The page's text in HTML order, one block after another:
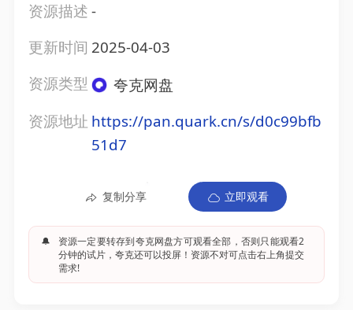
资源描述-
更新时间 2025-04-03
资源类型
夸克网盘
资源地址 https://pan.quark.cn/s/d0c99bfb
51d7
复制分享 立即观看
🔔
资源一定要转存到夸克网盘方可观看全部，否则只能观看2
分钟的试片，夸克还可以投屏！资源不对可点击右上角提交
需求!